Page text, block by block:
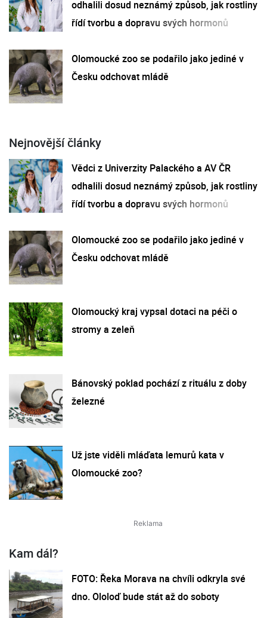
odhalili dosud neznámý způsob, jak rostliny
řídí tvorbu a dopravu svých hormonů
Olomoucké zoo se podařilo jako jediné v
Česku odchovat mládě
Nejnovější články
Vědci z Univerzity Palackého a AV ČR
odhalili dosud neznámý způsob, jak rostliny
řídí tvorbu a dopravu svých hormonů
Olomoucké zoo se podařilo jako jediné v
Česku odchovat mládě
Olomoucký kraj vypsal dotaci na péči o
stromy a zeleň
Bánovský poklad pochází z rituálu z doby
železné
Už jste viděli mláďata lemurů kata v
Olomoucké zoo?
Kam dál?
FOTO: Řeka Morava na chvíli odkryla své
dno. Ololoď bude stát až do soboty